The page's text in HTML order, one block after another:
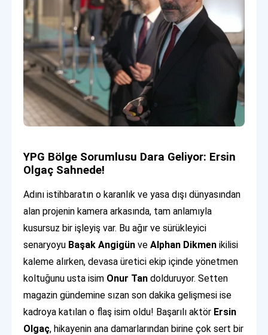
YPG Bölge Sorumlusu Dara Geliyor: Ersin
Olgaç Sahnede!
Adını istihbaratın o karanlık ve yasa dışı dünyasından
alan projenin kamera arkasında, tam anlamıyla
kusursuz bir işleyiş var. Bu ağır ve sürükleyici
senaryoyu Başak Angigün veAlphan Dikmen ikilisi
kaleme alırken, devasa üretici ekip içinde yönetmen
koltuğunu usta isim Onur Tan dolduruyor. Setten
magazin gündemine sızan son dakika gelişmesi ise
kadroya katılan o flaş isim oldu! Başarılı aktör Ersin
Olgaç, hikayenin ana damarlarından birine çok sert bir